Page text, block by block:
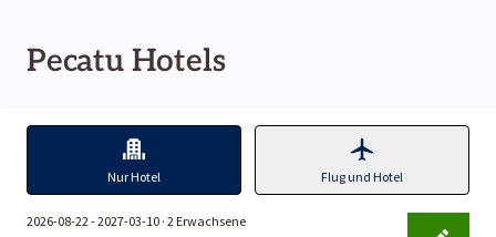
Pecatu Hotels
Nur Hotel Flug und Hotel
2026-08-22 - 2027-03-10 · 2 Erwachsene